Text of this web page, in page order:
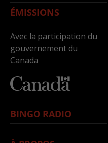
ÉMISSIONS
Avec la participation du
gouvernement du
Canada
BINGO RADIO